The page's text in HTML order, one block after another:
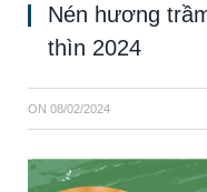
Nén hương
thìn 2024
ON 08/02/2024